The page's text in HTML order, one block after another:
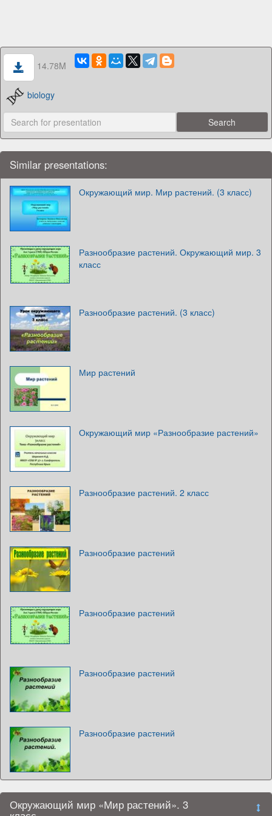
14.78M
biology
Similar presentations:
Окружающий мир. Мир растений. (3 класс)
Разнообразие растений. Окружающий мир. 3
класс
Разнообразие растений. (3 класс)
Мир растений
Окружающий мир «Разнообразие растений»
Разнообразие растений. 2 класс
Разнообразие растений
Разнообразие растений
Разнообразие растений
Разнообразие растений
Окружающий мир «Мир растений». 3